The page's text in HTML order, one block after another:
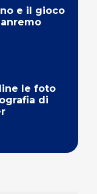
e il gioco
le foto
di